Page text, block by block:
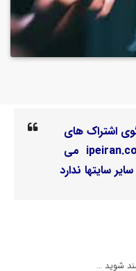
اشتراک های
خریداری شده از دامنه ipeiran.com می
سایتها ندارد
شوید …